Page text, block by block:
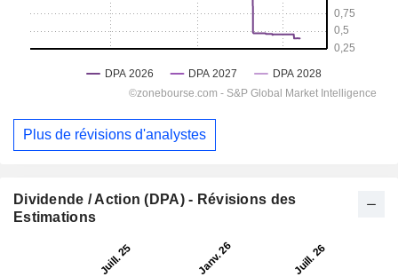
Plus de révisions d'analystes
Dividende / Action (DPA) - Révisions des
Estimations